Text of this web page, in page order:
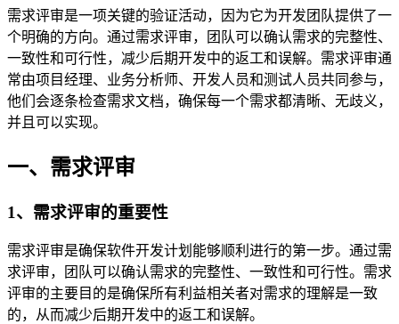
需求评审是一项关键的验证活动，因为它为开发团队提供了一
个明确的方向。通过需求评审，团队可以确认需求的完整性、
一致性和可行性，减少后期开发中的返工和误解。需求评审通
常由项目经理、业务分析师、开发人员和测试人员共同参与，
他们会逐条检查需求文档，确保每一个需求都清晰、无歧义，
并且可以实现。
一、需求评审
1、需求评审的重要性
需求评审是确保软件开发计划能够顺利进行的第一步。通过需
求评审，团队可以确认需求的完整性、一致性和可行性。需求
评审的主要目的是确保所有利益相关者对需求的理解是一致
的，从而减少后期开发中的返工和误解。